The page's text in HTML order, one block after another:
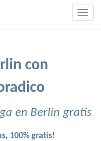
con
en Berlin gratis
100% gratis!